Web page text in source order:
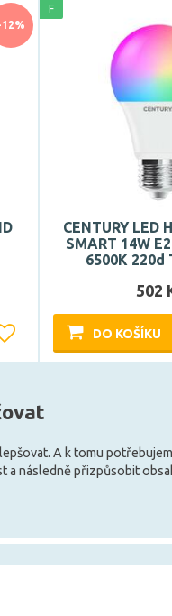
12%
F
CENTURY LED
SMART 14W
6500K 220d
502
DO KOŠÍKU
A k tomu
a následně přizpůsobit